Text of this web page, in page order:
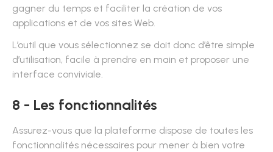
gagner du temps et faciliter la création de vos
applications et de vos sites Web.
L’outil que vous sélectionnez se doit donc d’être simple
d’utilisation, facile à prendre en main et proposer une
interface conviviale.
8 - Les fonctionnalités
Assurez-vous que la plateforme dispose de toutes les
fonctionnalités nécessaires pour mener à bien votre